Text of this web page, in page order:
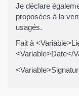
Je déclare
proposées à la
usagés.
Fait à
<Variable>Date</